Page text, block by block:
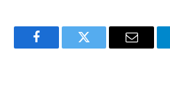
FacebookTwitter Email